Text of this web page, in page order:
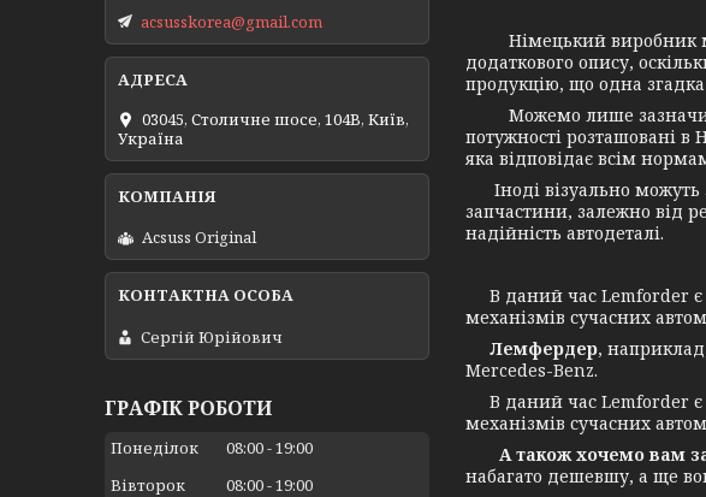
Німецький виробник
додаткового опису,
продукцію, що одна
Можемо лише зазначити,
потужності розташовані в
яка відповідає всім
Іноді візуально можуть
запчастини, залежно від
надійність автодеталі.
В даний час Lemforder є
механізмів сучасних
Лемфердер,
Mercedes-Benz.
В даний час Lemforder є
механізмів сучасних
А також хочемо вам
набагато дешевшу, а ще
acsusskorea@gmail.com
03045, Столичне шосе, 104B, Київ,
Україна
Acsuss Original
Сергій Юрійович
ГРАФІК РОБОТИ
Понеділок 08:00 19:00
Вівторок
08:00 19:00